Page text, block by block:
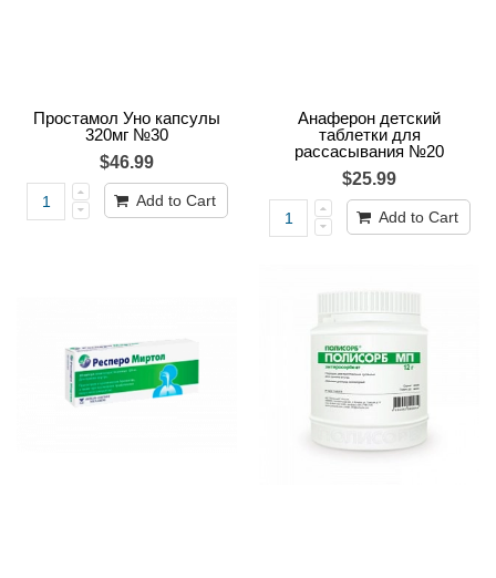
Простамол Уно капсулы
320мг №30
$46.99
Add to Cart
Анаферон детский
таблетки для
рассасывания №20
$25.99
Add to Cart